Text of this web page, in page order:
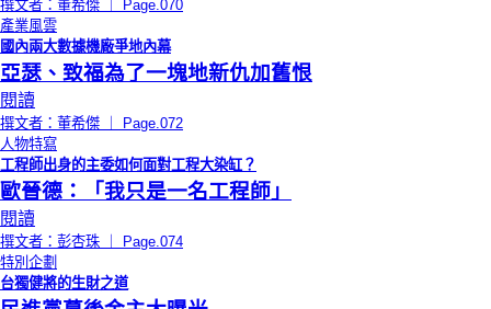
撰文者：董希傑 ｜ Page.070
產業風雲
國內兩大數據機廠爭地內幕
亞瑟、致福為了一塊地新仇加舊恨
閱讀
撰文者：董希傑 ｜ Page.072
人物特寫
工程師出身的主委如何面對工程大染缸？
歐晉德：「我只是一名工程師」
閱讀
撰文者：彭杏珠 ｜ Page.074
特別企劃
台獨健將的生財之道